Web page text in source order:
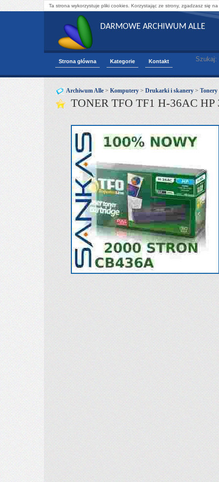
Ta strona wykorzystuje pliki cookies. Korzystając ze strony, zgadzasz się
DARMOWE ARCHIWUM ALLE
Strona główna Kategorie Kontakt Szukaj:
Archiwum Alle > Komputery > Drukarki i skanery > Tonery
TONER TFO TF1 H-36AC